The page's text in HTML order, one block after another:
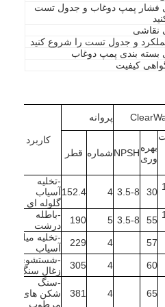
فشار پمپ دوغاب و جدول تست
پروانه
کاربرد
بهره
وریNPSHشماره قطر
30
3.5-8
4
152.4
-تخلیه
آسیاب
گلوله ای
55
3.5-8
5
190
-باطله
درشت
57
4
229
-تخلیه میله
آسیاب
60
4
305
-شستشوی
زغال سنگ
65
4
381
-سنگ
شکن های
مرطوب